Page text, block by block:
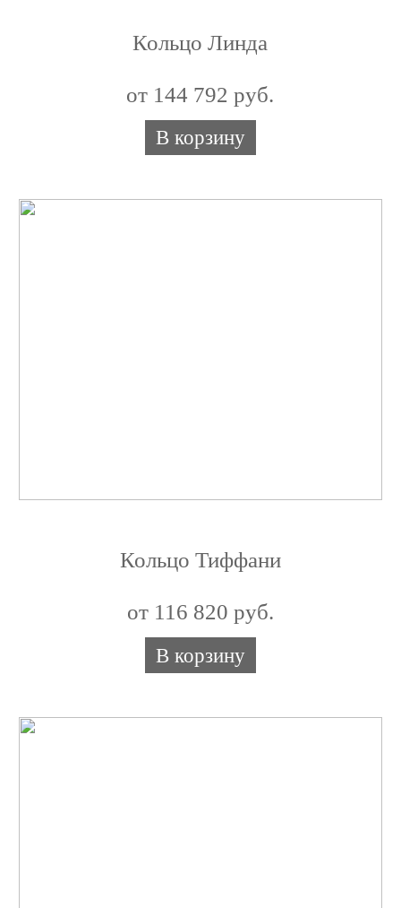
Кольцо Линда
от 144 792 руб.
В корзину
Кольцо Тиффани
от 116 820 руб.
В корзину